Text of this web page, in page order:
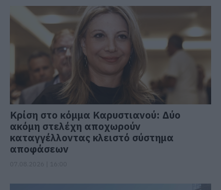
Κρίση στο κόμμα Καρυστιανού: Δύο
ακόμη στελέχη αποχωρούν
καταγγέλλοντας κλειστό σύστημα
αποφάσεων